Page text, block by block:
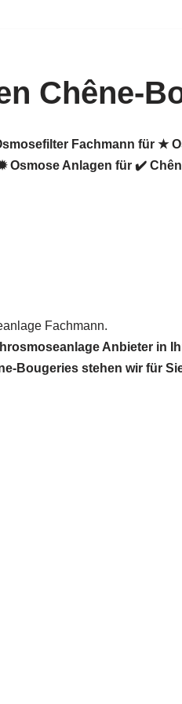
Chêne-
Fachmann für ★
Osmose Anlagen für ✔️
Fachmann.
Anbieter
Bougeries stehen wir für